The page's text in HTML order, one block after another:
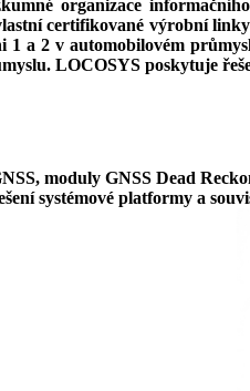
organizace informačního
certifikované výrobní linky
a 2 v automobilovém
LOCOSYS poskytuje
moduly GNSS Dead
systémové platformy a